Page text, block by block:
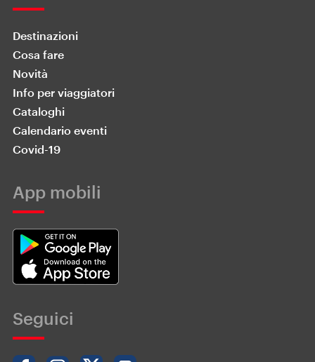
Destinazioni
Cosa fare
Novità
Info per viaggiatori
Cataloghi
Calendario eventi
Covid-19
App mobili
Seguici